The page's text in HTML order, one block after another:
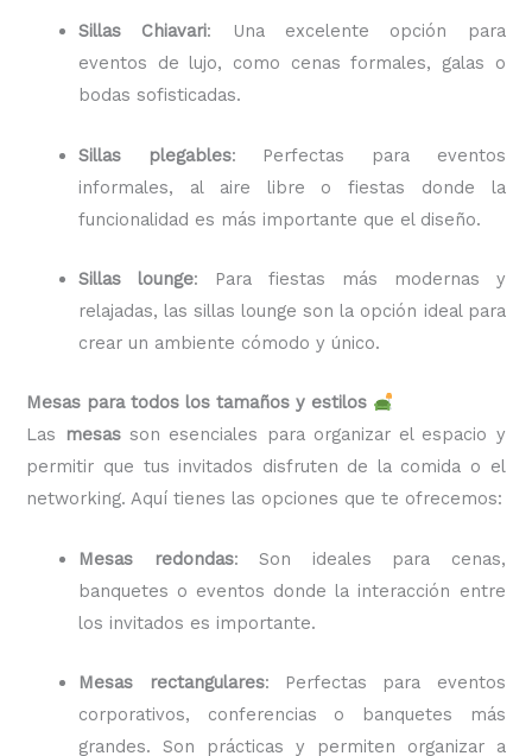
Sillas Chiavari: Una excelente opción para
eventos de lujo, como cenas formales, galas o
bodas sofisticadas.
Sillas plegables: Perfectas para eventos
informales, al aire libre o fiestas donde la
funcionalidad es más importante que el diseño.
Sillas lounge: Para fiestas más modernas y
relajadas, las sillas lounge son la opción ideal para
crear un ambiente cómodo y único.
Mesas para todos los tamaños y estilos
Las
mesasson esenciales para organizar el espacio y
permitir que tus invitados disfruten de la comida o el
networking. Aquí tienes las opciones que te ofrecemos:
Mesas redondas: Son ideales para cenas,
banquetes o eventos donde la interacción entre
los invitados es importante.
Mesas rectangulares: Perfectas para eventos
corporativos, conferencias o banquetes más
grandes. Son prácticas y permiten organizar a